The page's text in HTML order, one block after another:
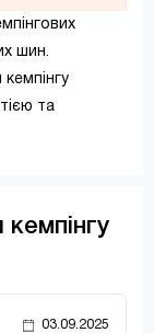
шин.
та
03.09.2025